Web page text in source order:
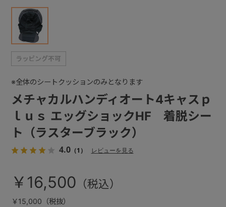
メチャカルハンディオート4キャスｐ
ｌｕｓ エッグショックHF 着脱シー
ト（ラスターブラック）
4.0（1） レビューを見る
※全体のシートクッションのみとなります
￥16,500
￥15,000（税抜）